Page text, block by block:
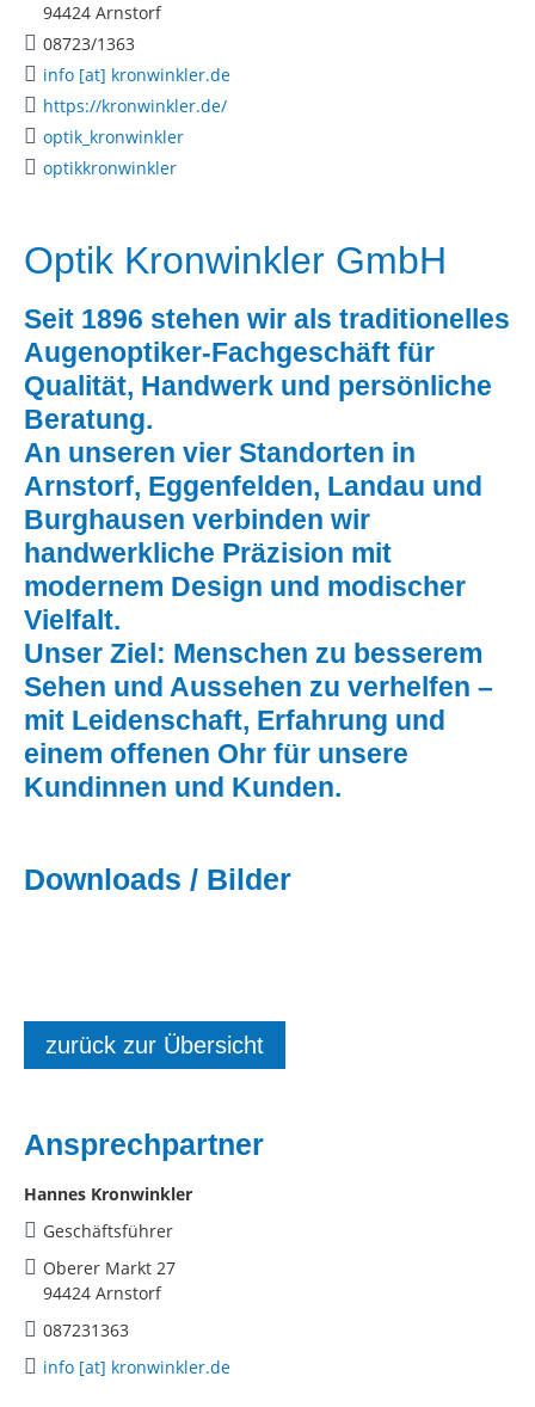
94424 Arnstorf
08723/1363
info [at] kronwinkler.de
https://kronwinkler.de/
optik_kronwinkler
optikkronwinkler
Optik Kronwinkler GmbH
Seit 1896 stehen wir als traditionelles
Augenoptiker-Fachgeschäft für
Qualität, Handwerk und persönliche
Beratung.
An unseren vier Standorten in
Arnstorf, Eggenfelden, Landau und
Burghausen verbinden wir
handwerkliche Präzision mit
modernem Design und modischer
Vielfalt.
Unser Ziel: Menschen zu besserem
Sehen und Aussehen zu verhelfen –
mit Leidenschaft, Erfahrung und
einem offenen Ohr für unsere
Kundinnen und Kunden.
Downloads / Bilder
zurück zur Übersicht
Ansprechpartner
Hannes Kronwinkler
Geschäftsführer
Oberer Markt 27
94424 Arnstorf
087231363
info [at] kronwinkler.de